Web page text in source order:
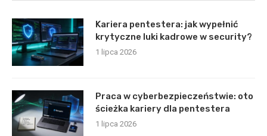
Kariera pentestera: jak wypełnić
krytyczne luki kadrowe w security?
1 lipca 2026
Praca w cyberbezpieczeństwie: oto
ścieżka kariery dla pentestera
1 lipca 2026